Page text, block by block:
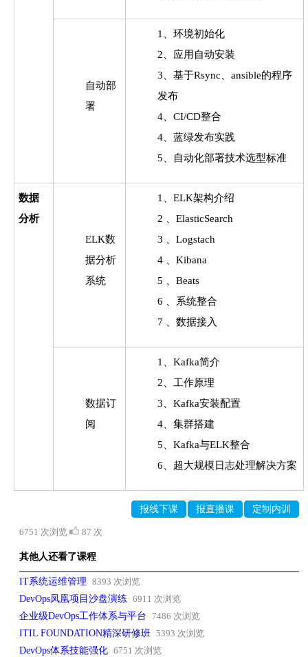
自动部
署
1、环境初始化
2、应用自动安装
3、基于Rsync、ansible的程序
发布
4、CI/CD整合
4、蓝绿发布实践
5、自动化部署技术选型标准
数据
分析
ELK数
据分析
系统
1、ELK架构介绍
2 、ElasticSearch
3 、Logstach
4 、Kibana
5 、Beats
6 、系统整合
7 、数据接入
数据订
阅
1、Kafka简介
2、工作原理
3、Kafka安装配置
4、集群搭建
5、Kafka与ELK整合
6、超大规模日志处理解决方案
报线下课 报直播课 定制内训
6751 次浏览 87 次
其他人还看了课程
IT系统运维管理 8393 次浏览
DevOps凤凰项目沙盘演练 6911 次浏览
企业级DevOps工作体系与平台
7486 次浏览
ITIL FOUNDATION精深研修班 5393 次浏览
DevOps体系技能强化 6751 次浏览